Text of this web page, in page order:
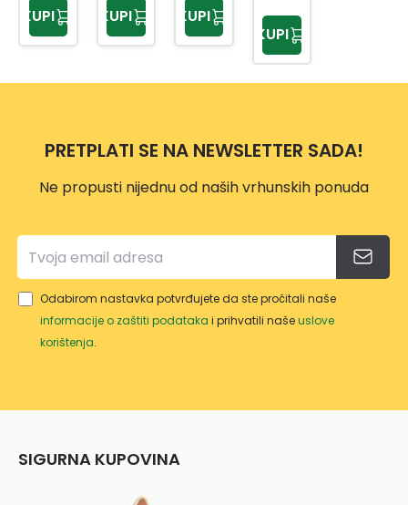
KUPI KUPI KUPI
KUPI
PRETPLATI SE NA NEWSLETTER SADA!
Ne propusti nijednu od naših vrhunskih ponuda
Odabirom nastavka potvrđujete da ste pročitali naše
informacije o zaštiti podataka i prihvatili našeuslove
korištenja.
SIGURNA KUPOVINA